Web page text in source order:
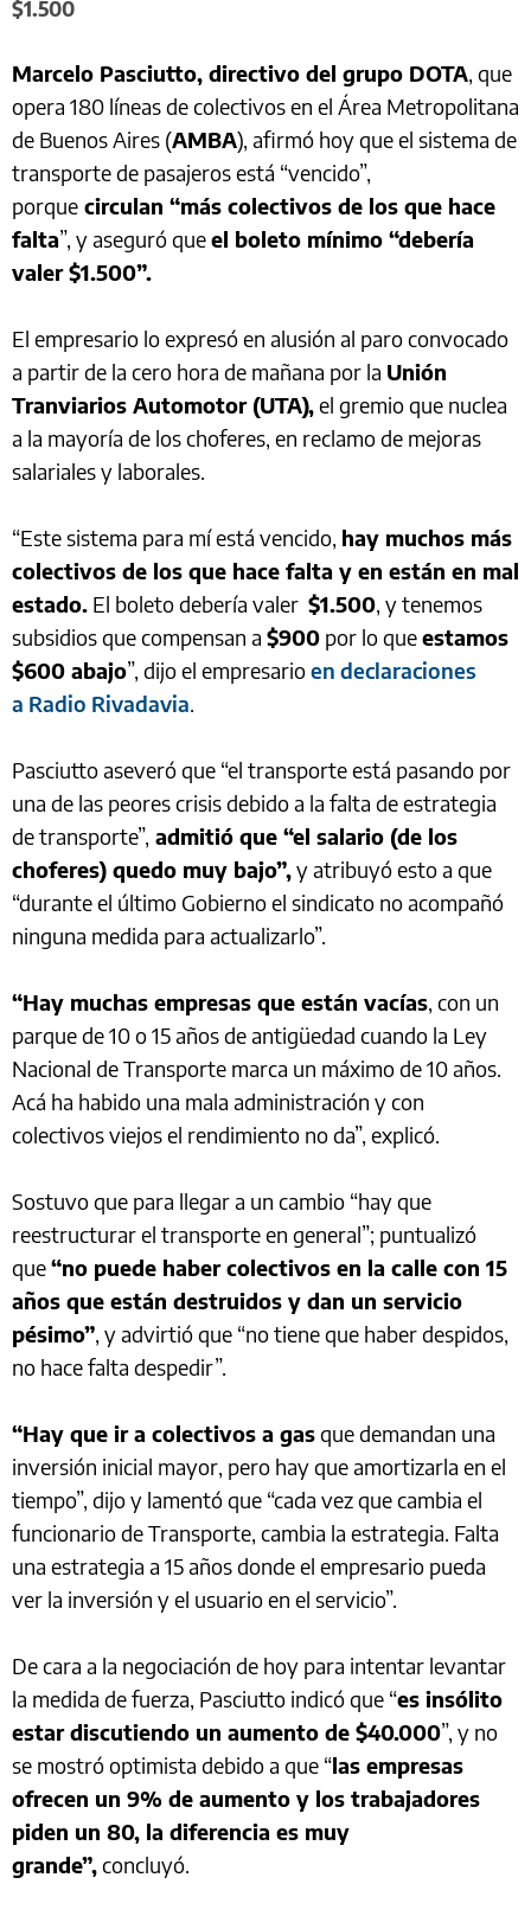
$1.500
Marcelo Pasciutto, directivo del grupo DOTA, que
opera 180 líneas de colectivos en el Área Metropolitana
de Buenos Aires (AMBA), afirmó hoy que el sistema de
transporte de pasajeros está “vencido”,
porque circulan “más colectivos de los que hace
falta”, y aseguró queel boleto mínimo “debería
valer $1.500”.
El empresario lo expresó en alusión al paro convocado
a partir de la cero hora de mañana por la Unión
Tranviarios Automotor (UTA),el gremio que nuclea
a la mayoría de los choferes, en reclamo de mejoras
salariales y laborales.
“Este sistema para mí está vencido, hay muchos más
colectivos de los que hace falta y en están en mal
estado. El boleto debería valer $1.500, y tenemos
subsidios que compensan a $900 por lo queestamos
$600 abajo”, dijo el empresarioen declaraciones
a Radio Rivadavia.
Pasciutto aseveró que “el transporte está pasando por
una de las peores crisis debido a la falta de estrategia
de transporte”, admitió que “el salario (de los
choferes) quedo muy bajo”,y atribuyó esto a que
“durante el último Gobierno el sindicato no acompañó
ninguna medida para actualizarlo”.
“Hay muchas empresas que están vacías, con un
parque de 10 o 15 años de antigüedad cuando la Ley
Nacional de Transporte marca un máximo de 10 años.
Acá ha habido una mala administración y con
colectivos viejos el rendimiento no da”, explicó.
Sostuvo que para llegar a un cambio “hay que
reestructurar el transporte en general”; puntualizó
que“no puede haber colectivos en la calle con 15
años que están destruidos y dan un servicio
pésimo”, y advirtió que “no tiene que haber despidos,
no hace falta despedir”.
“Hay que ir a colectivos a gasque demandan una
inversión inicial mayor, pero hay que amortizarla en el
tiempo”, dijo y lamentó que “cada vez que cambia el
funcionario de Transporte, cambia la estrategia. Falta
una estrategia a 15 años donde el empresario pueda
ver la inversión y el usuario en el servicio”.
De cara a la negociación de hoy para intentar levantar
la medida de fuerza, Pasciutto indicó que “es insólito
estar discutiendo un aumento de $40.000”, y no
se mostró optimista debido a que “las empresas
ofrecen un 9% de aumento y los trabajadores
piden un 80, la diferencia es muy
grande”,concluyó.